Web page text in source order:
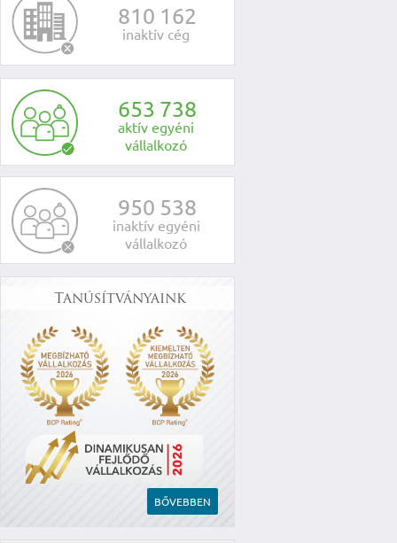
810 162
inaktív cég
653 738
aktív egyéni
vállalkozó
950 538
inaktív egyéni
vállalkozó
Tanúsítványaink
BŐVEBBEN